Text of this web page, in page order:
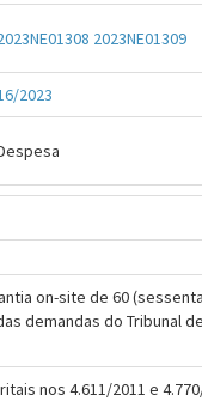
2023NE01309
2023
on-site de 60
demandas do Tribunal
nos 4.611/2011 e